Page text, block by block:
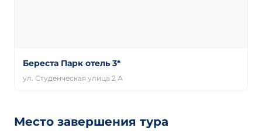
Береста Парк отель 3*
ул. Студенческая улица 2 А
Место завершения тура